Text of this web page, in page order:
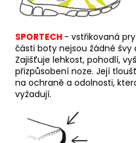
SPORTECH - vstřikovaná
části boty nejsou žádné
Zajišťuje lehkost, pohodlí,
přizpůsobení noze. Její
na ochraně a odolnosti,
vyžadují.